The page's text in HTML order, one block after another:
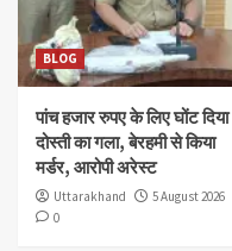
BLOG
पांच हजार रुपए के लिए घोंट दिया
दोस्ती का गला, बेरहमी से किया
मर्डर, आरोपी अरेस्ट
Uttarakhand
5 August 2026
0